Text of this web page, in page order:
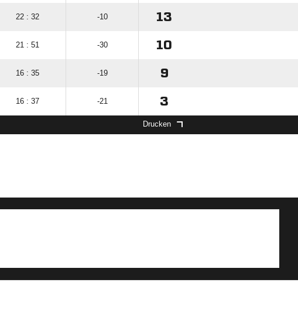
22 : 32 -10 13
21 : 51 -30 10
16 : 35 -19 9
16 : 37 -21 3
Drucken